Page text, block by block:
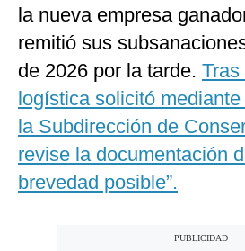
la nueva empresa
remitió sus
de 2026 por la tarde.
logística solicitó
la Subdirección de
revise la documentación
brevedad posible”.